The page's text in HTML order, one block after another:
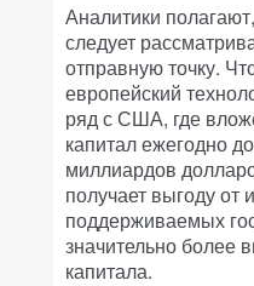
Аналитики
следует
отправную точку.
европейский
ряд с США, где
капитал ежегодно
миллиардов
получает выгоду от
поддерживаемых
значительно более
капитала.